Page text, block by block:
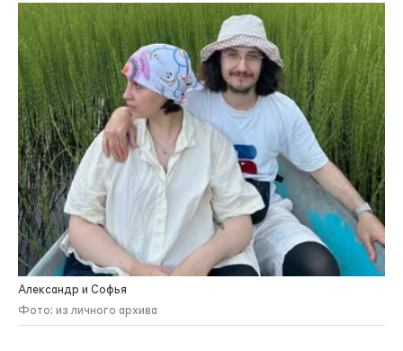
Александр и Софья
Фото: из личного архива